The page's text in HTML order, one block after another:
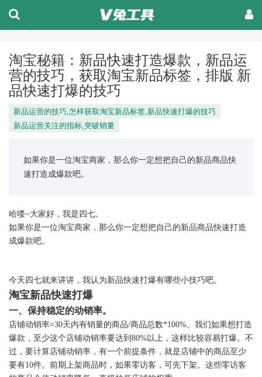
淘宝秘籍：新品快速打造爆款，新品运
营的技巧，获取淘宝新品标签，排版 新
品快速打爆的技巧
新品运营的技巧,怎样获取淘宝新品标签,新品快速打爆的技巧
新品运营关注的指标,突破销量
如果你是一位淘宝商家，那么你一定想把自己的新品商品快
速打造成爆款吧。
哈喽~大家好，我是四七。
如果你是一位淘宝商家，那么你一定想把自己的新品商品快速打造
成爆款吧。
今天四七就来讲讲，我认为新品快速打爆有哪些小技巧吧。
淘宝新品快速打爆
一、保持稳定的动销率。
店铺动销率=30天内有销量的商品/商品总数*100%。我们如果想打造
爆款，至少这个店铺动销率要达到80%以上，这样比较容易打爆。不
过，要计算店铺动销率，有一个前提条件，就是店铺中的商品至少
要有10件。前期上架商品时，如果零访客，可先下架。这些零访客